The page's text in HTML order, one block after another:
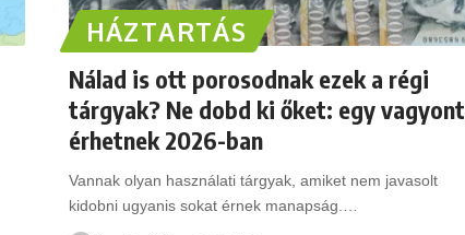
HÁZTARTÁS
Nálad is ott porosodnak ezek a régi
tárgyak? Ne dobd ki őket: egy vagyont
érhetnek 2026-ban
Vannak olyan használati tárgyak, amiket nem javasolt
kidobni ugyanis sokat érnek manapság.